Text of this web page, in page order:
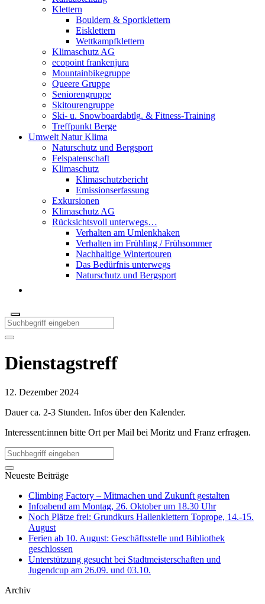
Klettern
Bouldern & Sportklettern
Eisklettern
Wettkampfklettern
Klimaschutz AG
ecopoint frankenjura
Mountainbikegruppe
Queere Gruppe
Seniorengruppe
Skitourengruppe
Ski- u. Snowboardabtlg. & Fitness-Training
Treffpunkt Berge
Umwelt Natur Klima
Naturschutz und Bergsport
Felspatenschaft
Klimaschutz
Klimaschutzbericht
Emissionserfassung
Exkursionen
Klimaschutz AG
Rücksichtsvoll unterwegs…
Verhalten am Umlenkhaken
Verhalten im Frühling / Frühsommer
Nachhaltige Wintertouren
Das Bedürfnis unterwegs
Naturschutz und Bergsport
Dienstagstreff
12. Dezember 2024
Dauer ca. 2-3 Stunden. Infos über den Kalender.
Interessent:innen bitte Ort per Mail bei Moritz und Franz erfragen.
Neueste Beiträge
Climbing Factory – Mitmachen und Zukunft gestalten
Infoabend am Montag, 26. Oktober um 18.30 Uhr
Noch Plätze frei: Grundkurs Hallenklettern Toprope, 14.-15.
August
Ferien ab 10. August: Geschäftsstelle und Bibliothek
geschlossen
Unterstützung gesucht bei Stadtmeisterschaften und
Jugendcup am 26.09. und 03.10.
Archiv